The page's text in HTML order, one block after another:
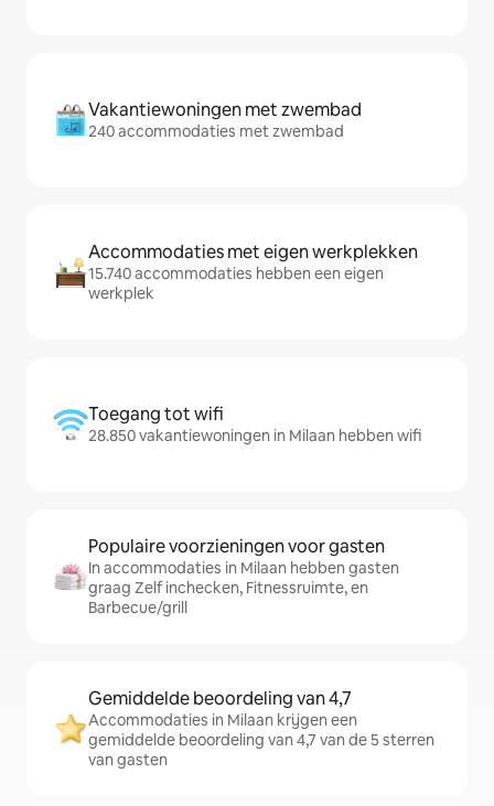
Vakantiewoningen met zwembad
240 accommodaties met zwembad
Accommodaties met eigen werkplekken
15.740 accommodaties hebben een eigen
werkplek
Toegang tot wifi
28.850 vakantiewoningen in Milaan hebben wifi
Populaire voorzieningen voor gasten
In accommodaties in Milaan hebben gasten
graag Zelf inchecken, Fitnessruimte, en
Barbecue/grill
Gemiddelde beoordeling van 4,7
Accommodaties in Milaan krijgen een
gemiddelde beoordeling van 4,7 van de 5 sterren
van gasten